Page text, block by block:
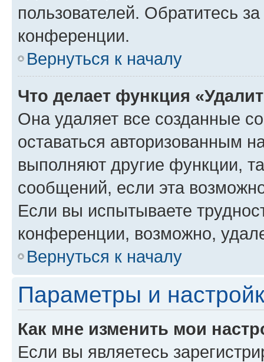
пользователей. Обратитесь
конференции.
Вернуться к началу
Что делает функция
Она удаляет все созданные
оставаться авторизованным
выполняют другие функции,
сообщений, если эта
Если вы испытываете
конференции, возможно,
Вернуться к началу
Параметры и
Как мне изменить мои
Если вы являетесь